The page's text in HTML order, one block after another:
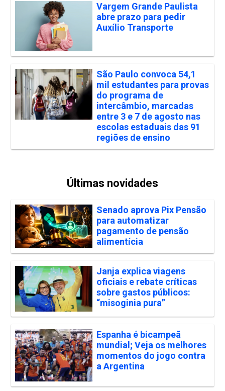
Vargem Grande Paulista
abre prazo para pedir
Auxílio Transporte
São Paulo convoca 54,1
mil estudantes para provas
do programa de
intercâmbio, marcadas
entre 3 e 7 de agosto nas
escolas estaduais das 91
regiões de ensino
Últimas novidades
Senado aprova Pix Pensão
para automatizar
pagamento de pensão
alimentícia
Janja explica viagens
oficiais e rebate críticas
sobre gastos públicos:
“misoginia pura”
Espanha é bicampeã
mundial; Veja os melhores
momentos do jogo contra
a Argentina